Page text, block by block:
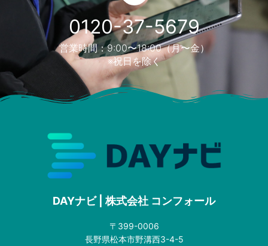
0120-37-5679
営業時間：9:00〜18:00（月〜金）
※祝日を除く
DAYナビ | 株式会社 コンフォール
〒399-0006
長野県松本市野溝西3-4-5